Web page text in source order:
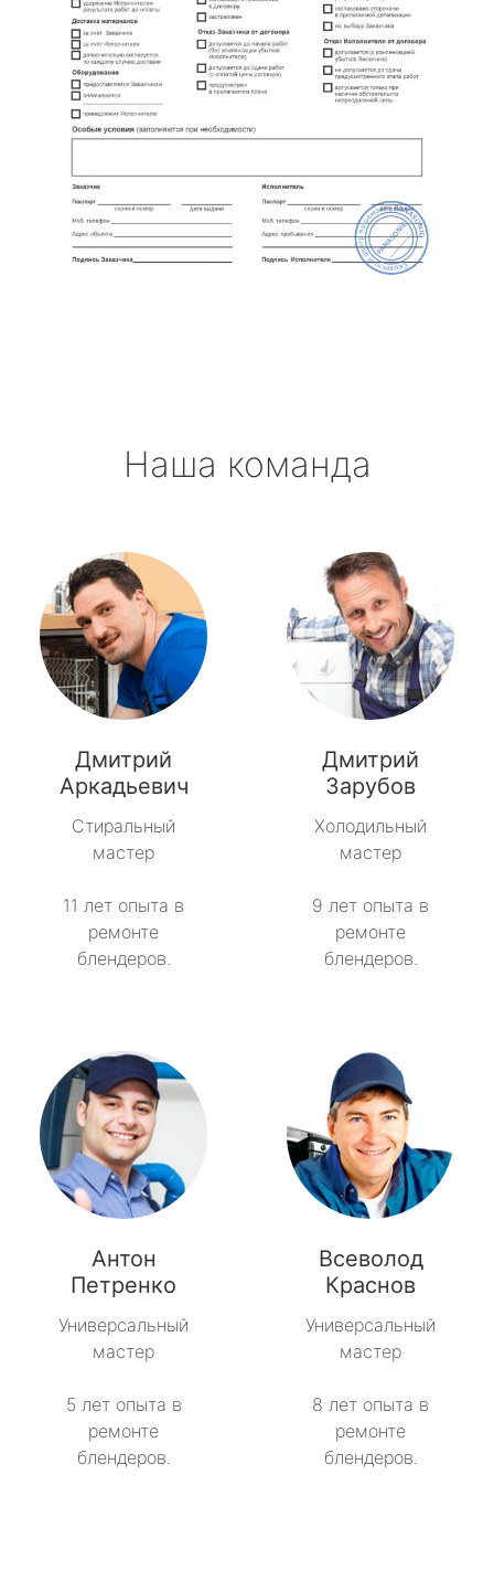
Наша команда
Дмитрий
Аркадьевич
Стиральный
мастер
11 лет опыта в
ремонте
блендеров.
Дмитрий
Зарубов
Холодильный
мастер
9 лет опыта в
ремонте
блендеров.
Антон
Петренко
Универсальный
мастер
5 лет опыта в
ремонте
блендеров.
Всеволод
Краснов
Универсальный
мастер
8 лет опыта в
ремонте
блендеров.